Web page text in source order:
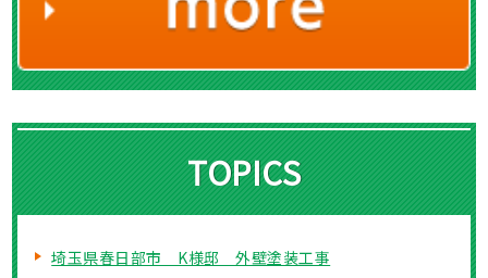
TOPICS
埼玉県春日部市 K様邸 外壁塗装工事